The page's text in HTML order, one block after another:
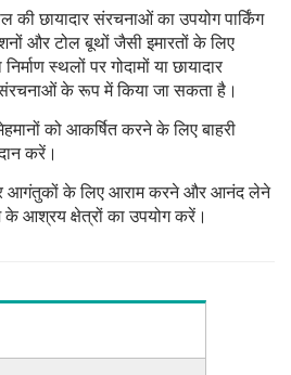
की छायादार संरचनाओं का उपयोग पार्किंग
और टोल बूथों जैसी इमारतों के लिए
स्थलों पर गोदामों या छायादार
के रूप में किया जा सकता है।
को आकर्षित करने के लिए बाहरी
करें।
आगंतुकों के लिए आराम करने और आनंद लेने
के आश्रय क्षेत्रों का उपयोग करें।